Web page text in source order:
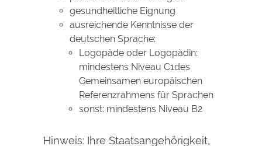
gesundheitliche Eignung
ausreichende Kenntnisse der
deutschen Sprache:
Logopäde oder Logopädin:
mindestens Niveau C1des
Gemeinsamen europäischen
Referenzrahmens für Sprachen
sonst: mindestens Niveau B2
Hinweis: Ihre Staatsangehörigkeit,